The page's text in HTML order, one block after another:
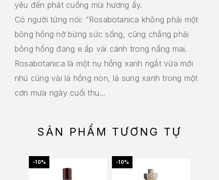
yêu đến phát cuồng mùi hương ấy.
Có người từng nói: “Rosabotanica không phải một
bông hồng nở bừng sức sống, cũng chẳng phải
bông hồng đang e ấp vài cánh trong nắng mai.
Rosabotanica là một nụ hồng xanh ngắt vừa mới
nhú cùng vài lá hồng non, lá sung xanh trong một
cơn mưa ngày cuối thu…
SẢN PHẨM TƯƠNG TỰ
-10% -10%